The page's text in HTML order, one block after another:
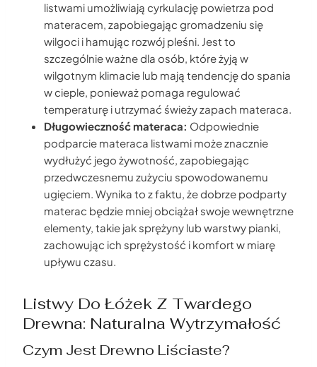
listwami umożliwiają cyrkulację powietrza pod
materacem, zapobiegając gromadzeniu się
wilgoci i hamując rozwój pleśni. Jest to
szczególnie ważne dla osób, które żyją w
wilgotnym klimacie lub mają tendencję do spania
w cieple, ponieważ pomaga regulować
temperaturę i utrzymać świeży zapach materaca.
Długowieczność materaca: Odpowiednie
podparcie materaca listwami może znacznie
wydłużyć jego żywotność, zapobiegając
przedwczesnemu zużyciu spowodowanemu
ugięciem. Wynika to z faktu, że dobrze podparty
materac będzie mniej obciążał swoje wewnętrzne
elementy, takie jak sprężyny lub warstwy pianki,
zachowując ich sprężystość i komfort w miarę
upływu czasu.
Listwy Do Łóżek Z Twardego
Drewna: Naturalna Wytrzymałość
Czym Jest Drewno Liściaste?